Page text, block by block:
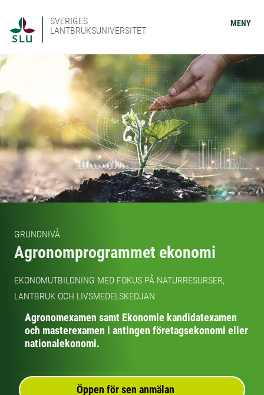
SVERIGES
LANTBRUKSUNIVERSITET
MENY
GRUNDNIVÅ
Agronomprogrammet ekonomi
EKONOMUTBILDNING MED FOKUS PÅ NATURRESURSER,
LANTBRUK OCH LIVSMEDELSKEDJAN
Agronomexamen samt Ekonomie kandidatexamen
och masterexamen i antingen företagsekonomi eller
nationalekonomi.
Öppen för sen anmälan